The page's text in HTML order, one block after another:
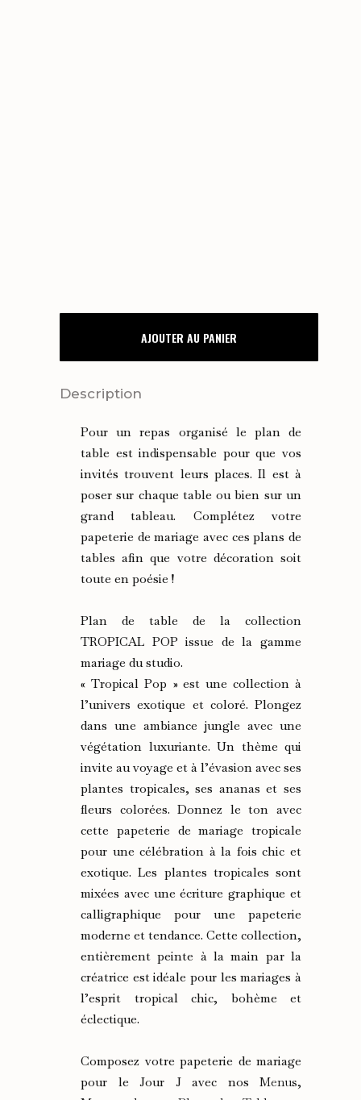
TABLE
quantity
AJOUTER AU PANIER
Description
Pour un repas organisé le plan de
table est indispensable pour que vos
invités trouvent leurs places. Il est à
poser sur chaque table ou bien sur un
grand tableau. Complétez votre
papeterie de mariage avec ces plans de
tables afin que votre décoration soit
toute en poésie !
Plan de table de la collection
TROPICAL POP issue de la gamme
mariage du studio.
« Tropical Pop » est une collection à
l’univers exotique et coloré. Plongez
dans une ambiance jungle avec une
végétation luxuriante. Un thème qui
invite au voyage et à l’évasion avec ses
plantes tropicales, ses ananas et ses
fleurs colorées. Donnez le ton avec
cette papeterie de mariage tropicale
pour une célébration à la fois chic et
exotique. Les plantes tropicales sont
mixées avec une écriture graphique et
calligraphique pour une papeterie
moderne et tendance. Cette collection,
entièrement peinte à la main par la
créatrice est idéale pour les mariages à
l’esprit tropical chic, bohème et
éclectique.
Composez votre papeterie de mariage
pour le Jour J avec nos Menus,